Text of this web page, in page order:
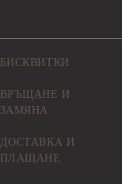
БИСКВИТКИ
ВРЪЩАНЕ И
ЗАМЯНА
ДОСТАВКА И
ПЛАЩАНЕ